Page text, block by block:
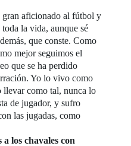
gran aficionado al fútbol y
la vida, aunque sé
que conste. Como
mejor seguimos el
que se ha perdido
Yo lo vivo como
llevar como tal, nunca lo
de jugador, y sufro
las jugadas, como
los chavales con